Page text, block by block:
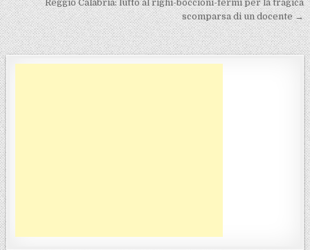
Reggio Calabria: lutto al righi-boccioni-fermi per la tragica
scomparsa di un docente →